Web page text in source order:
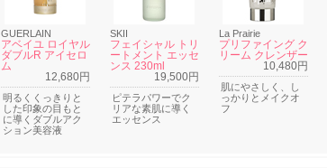
GUERLAIN
アベイユ ロイヤル
ダブルR アイセロ
ム
12,680円
明るくくっきりと
した印象の目もと
に導くダブルアク
ション美容液
SKII
フェイシャル トリ
ートメント エッセ
ンス 230ml
19,500円
ピテラパワーでク
リアな素肌に導く
エッセンス
La Prairie
プリファイング ク
リーム クレンザー
10,480円
肌にやさしく、し
っかりとメイクオ
フ